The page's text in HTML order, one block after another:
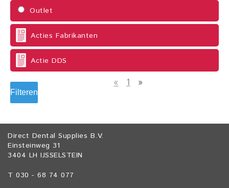
Outlet
Acties Fabrikanten
Actie DDS
Filteren
« 1 »
Direct Dental Supplies B.V.
Einsteinweg 31
3404 LH IJSSELSTEIN
T 030 - 68 74 077